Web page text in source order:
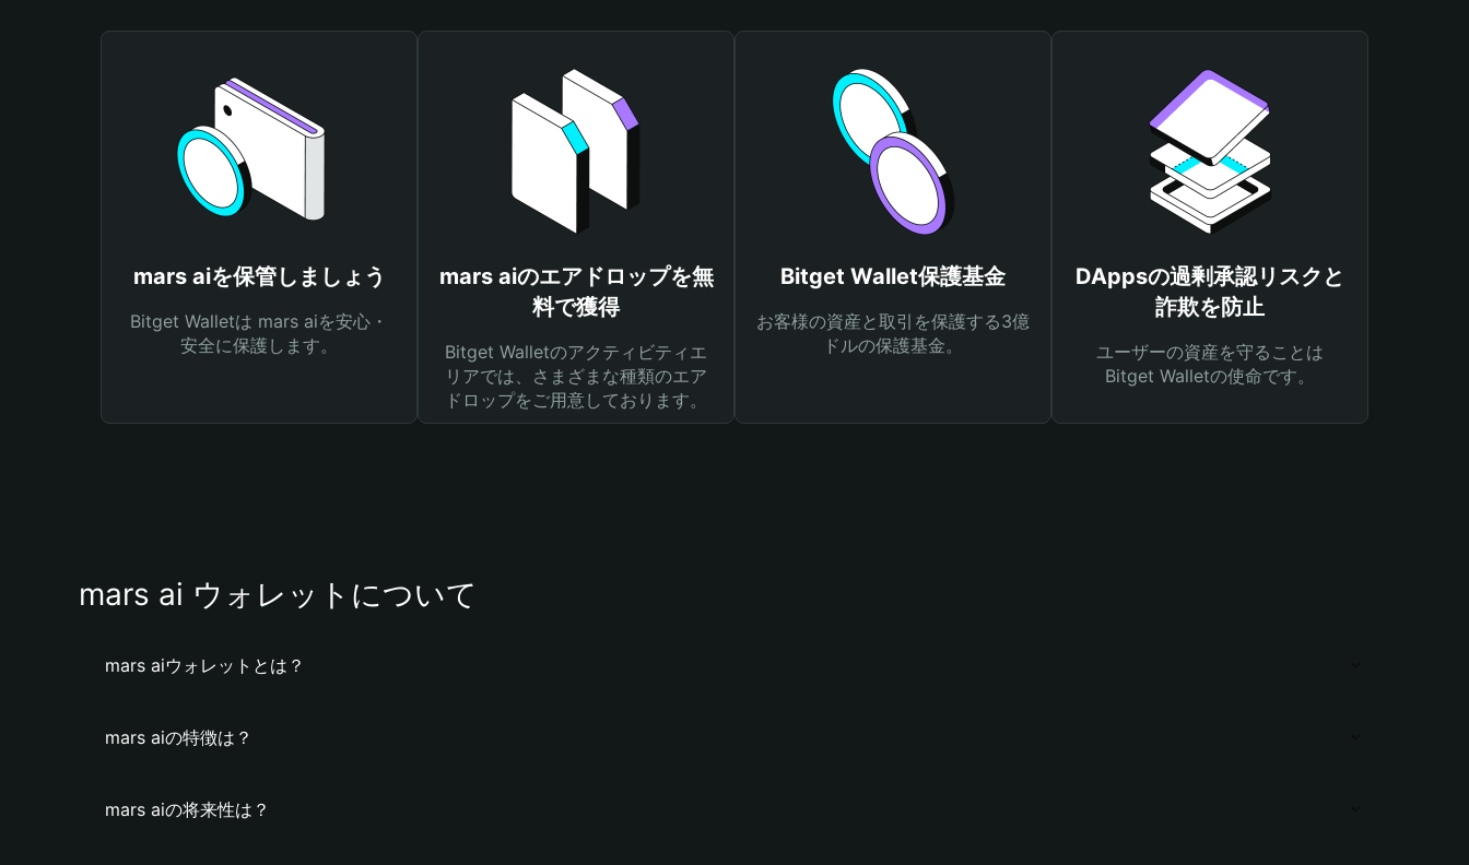
mars aiを保管しましょう
Bitget Walletは mars aiを安心・
安全に保護します。
mars aiのエアドロップを無
料で獲得
Bitget Walletのアクティビティエ
リアでは、さまざまな種類のエア
ドロップをご用意しております。
Bitget Wallet保護基金
お客様の資産と取引を保護する3億
ドルの保護基金。
DAppsの過剰承認リスクと
詐欺を防止
ユーザーの資産を守ることは
Bitget Walletの使命です。
mars ai ウォレットについて
mars aiウォレットとは？
mars aiの特徴は？
mars aiの将来性は？